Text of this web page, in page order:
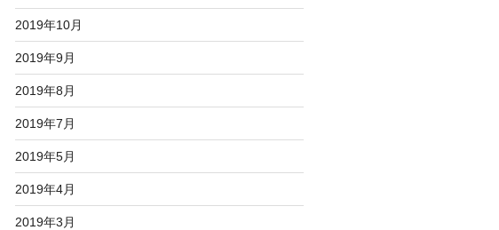
2019年10月
2019年9月
2019年8月
2019年7月
2019年5月
2019年4月
2019年3月